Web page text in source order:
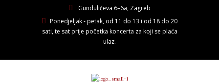
Gundulićeva 6–6a, Zagreb
Ponedjeljak - petak, od 11 do 13 i od 18 do 20
sati, te sat prije početka koncerta za koji se plaća
ulaz.